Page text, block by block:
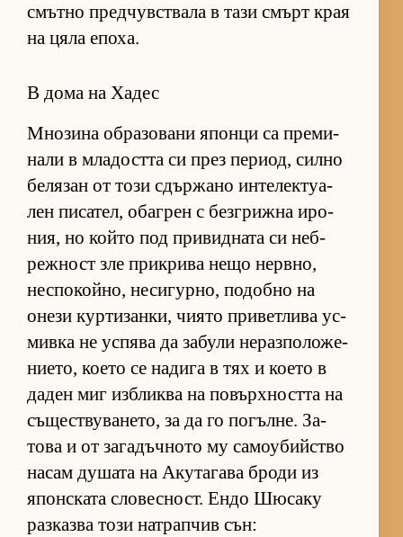
смътно пред­чув­с­т­вала в тази смърт края
на цяла епо­ха.
В дома на Хадес
Мно­зина об­ра­зо­вани японци са пре­ми­
нали в мла­достта си през пе­ри­од, силно
бе­ля­зан от този сдър­жано ин­те­лек­ту­а­
лен пи­са­тел, обаг­рен с без­г­рижна иро­
ния, но който под при­вид­ната си неб­
реж­ност зле прик­рива нещо нер­в­но,
нес­по­кой­но, не­си­гур­но, по­добно на
онези кур­ти­зан­ки, чи­ято при­вет­лива ус­
мивка не ус­пява да за­були не­раз­по­ло­же­
ни­е­то, ко­ето се на­дига в тях и ко­ето в
да­ден миг из­б­ликва на по­вър­х­ността на
съ­щес­т­ву­ва­не­то, за да го по­гъл­не. За­
това и от за­га­дъч­ното му са­мо­у­бийс­тво
на­сам ду­шата на Аку­та­гава броди из
япон­с­ката сло­вес­ност. Ендо Шю­саку
раз­казва този нат­рап­чив сън: